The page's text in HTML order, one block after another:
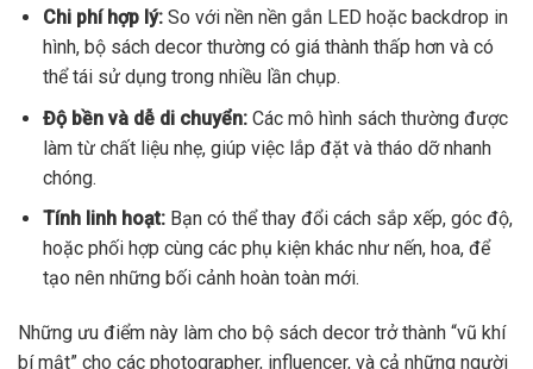
Chi phí hợp lý:So với nền nền gắn LED hoặc backdrop in
hình, bộ sách decor thường có giá thành thấp hơn và có
thể tái sử dụng trong nhiều lần chụp.
Độ bền và dễ di chuyển:Các mô hình sách thường được
làm từ chất liệu nhẹ, giúp việc lắp đặt và tháo dỡ nhanh
chóng.
Tính linh hoạt:Bạn có thể thay đổi cách sắp xếp, góc độ,
hoặc phối hợp cùng các phụ kiện khác như nến, hoa, để
tạo nên những bối cảnh hoàn toàn mới.
Những ưu điểm này làm cho bộ sách decor trở thành “vũ khí
bí mật” cho các photographer, influencer, và cả những người